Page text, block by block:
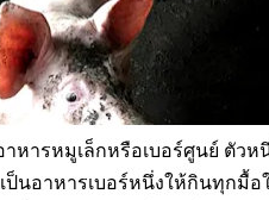
าหารหมูเล็กหรือเบอร์ศูนย์ ตั
ป็นอาหารเบอร์หนึ่งให้กินทุก